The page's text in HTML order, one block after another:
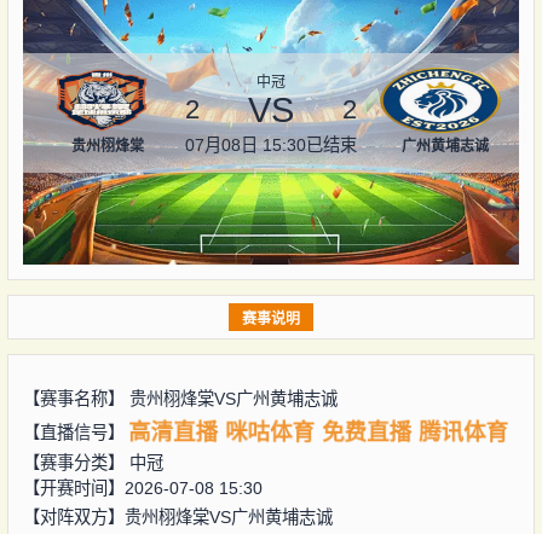
贵州栩烽棠
中冠
2 VS 2
07月08日 15:30已结束 广州黄埔志诚
赛事说明
【赛事名称】 贵州栩烽棠VS广州黄埔志诚
【直播信号】
高清直播 咪咕体育 免费直播 腾讯体育
【赛事分类】 中冠
【开赛时间】2026-07-08 15:30
【对阵双方】 贵州栩烽棠VS广州黄埔志诚